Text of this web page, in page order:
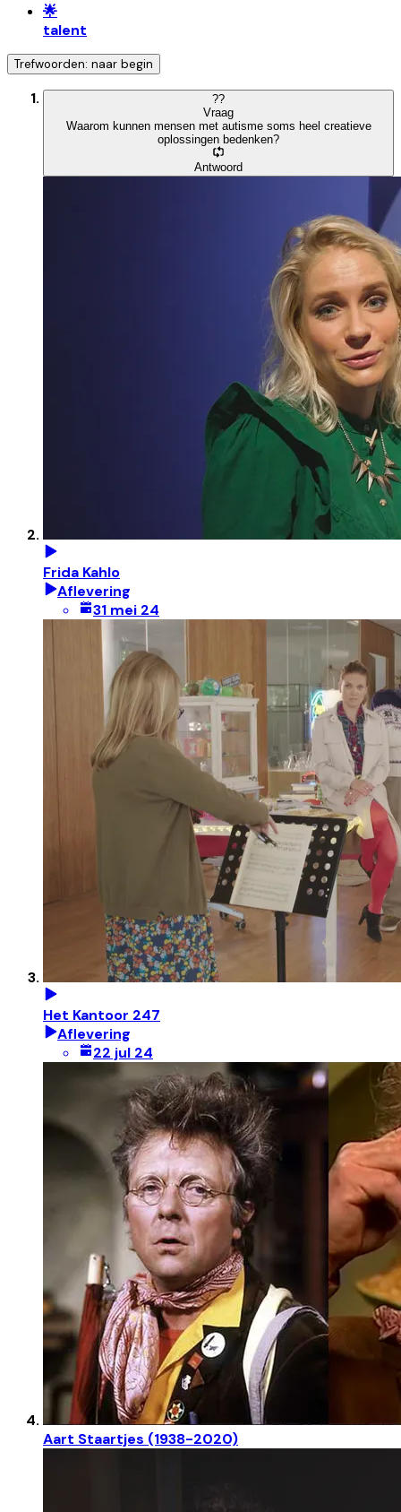
🌟
talent
Trefwoorden: naar begin
??
Vraag
Waarom kunnen mensen met autisme soms heel creatieve
oplossingen bedenken?
Antwoord
Frida Kahlo
Aflevering
31 mei 24
Het Kantoor 247
Aflevering
22 jul 24
Aart Staartjes (1938-2020)